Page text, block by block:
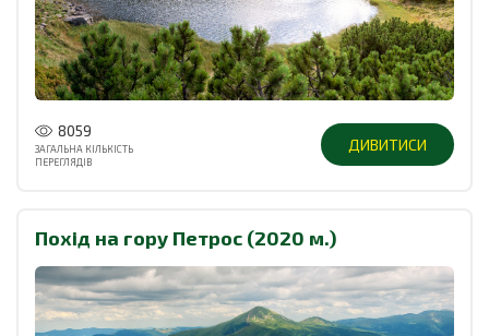
8059
ЗАГАЛЬНА КІЛЬКІСТЬ
ПЕРЕГЛЯДІВ
ДИВИТИСИ
Похід на гору Петрос (2020 м.)